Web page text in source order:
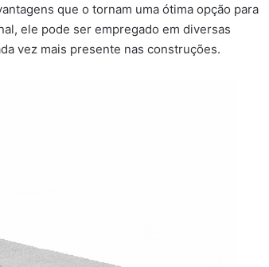
que o tornam uma ótima opção para
ele pode ser empregado em diversas
vez mais presente nas construções.